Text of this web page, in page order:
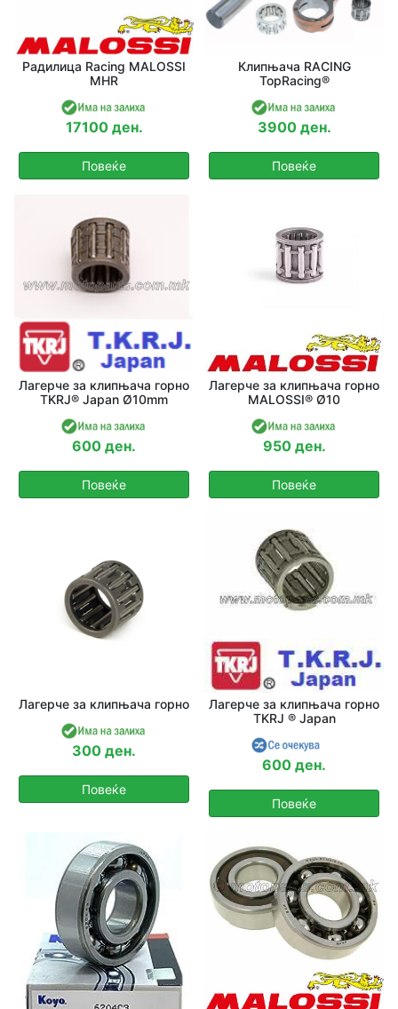
Радилица Racing MALOSSI
MHR
17100 ден.
Повеќе
Клипњача RACING
TopRacing®
3900 ден.
Повеќе
Лагерче за клипњача горно
TKRJ® Japan Ø10mm
600 ден.
Повеќе
Лагерче за клипњача горно
MALOSSI® Ø10
950 ден.
Повеќе
Лагерче за клипњача горно
300 ден.
Повеќе
Лагерче за клипњача горно
TKRJ ® Japan
600 ден.
Повеќе